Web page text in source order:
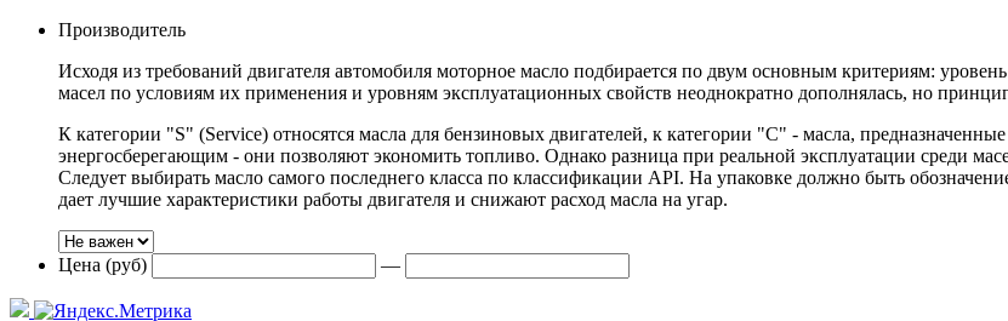
Производитель
Исходя из требований двигателя автомобиля моторное масло подбирается по двум основным критериям:
масел по условиям их применения и уровням эксплуатационных свойств неоднократно дополнялась, но
К категории "S" (Service) относятся масла для бензиновых двигателей, к категории "С" - масла,
энергосберегающим - они позволяют экономить топливо. Однако разница при реальной эксплуатации среди
Следует выбирать масло самого последнего класса по классификации API. На упаковке должно быть
дает лучшие характеристики работы двигателя и снижают расход масла на угар.
Цена (руб) —